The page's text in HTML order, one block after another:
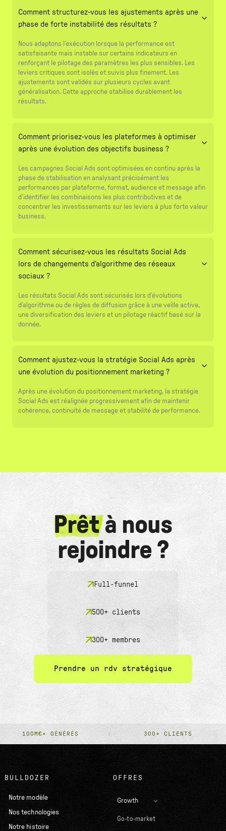
Comment structurez-vous les ajustements après une
phase de forte instabilité des résultats ?
Nous adaptons l’exécution lorsque la performance est
satisfaisante mais instable sur certains indicateurs en
renforçant le pilotage des paramètres les plus sensibles. Les
leviers critiques sont isolés et suivis plus finement. Les
ajustements sont validés sur plusieurs cycles avant
généralisation. Cette approche stabilise durablement les
résultats.
Comment priorisez-vous les plateformes à optimiser
après une évolution des objectifs business ?
Les campagnes Social Ads sont optimisées en continu après la
phase de stabilisation en analysant précisément les
performances par plateforme, format, audience et message afin
d’identifier les combinaisons les plus contributives et de
concentrer les investissements sur les leviers à plus forte valeur
business.
Comment sécurisez-vous les résultats Social Ads
lors de changements d’algorithme des réseaux
sociaux ?
Les résultats Social Ads sont sécurisés lors d’évolutions
d’algorithme ou de règles de diffusion grâce à une veille active,
une diversification des leviers et un pilotage réactif basé sur la
donnée.
Comment ajustez-vous la stratégie Social Ads après
une évolution du positionnement marketing ?
Après une évolution du positionnement marketing, la stratégie
Social Ads est réalignée progressivement afin de maintenir
cohérence, continuité de message et stabilité de performance.
Prêtà nous
rejoindre ?
Full-funnel
500+ clients
300+ membres
Prendre un rdv stratégique
100M€+ GÉNÉRÉS 300+ CLIENTS
BULLDOZER
Notre modèle
Nos technologies
Notre histoire
OFFRES
Growth
Go-to-market